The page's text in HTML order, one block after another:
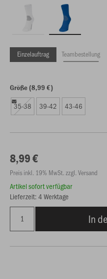
Einzelauftrag Teambestellung
Größe (8,99 €)
35-38 39-42 43-46
8,99 €
Preis inkl. 19% MwSt. zzgl. Versand
Artikel sofort verfügbar
Lieferzeit: 4 Werktage
In